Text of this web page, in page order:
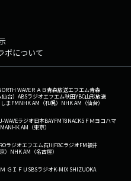
ボについて
WAVEＲＡＢ青森放送エフエム青森
台） ABSラジオエフエム秋田YBC山形放送
まFMNHK AM（札幌） NHK AM（仙台）
J-WAVEラジオ日本BAYFM78NACK5 ＦＭヨコハマ
NHK AM（東京）
ラジオエフエム石川FBCラジオFM福井
） NHK AM（名古屋）
Ｍ ＧＩＦＵ SBSラジオK-MIX SHIZUOKA